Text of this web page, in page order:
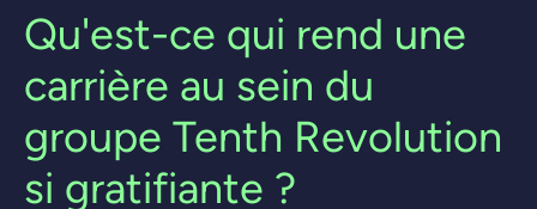
Qu'est-ce qui rend une
carrière au sein du
groupe Tenth Revolution
si gratifiante ?